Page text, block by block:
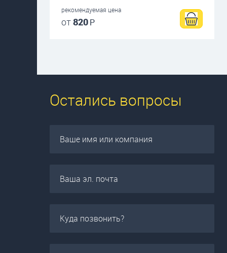
рекомендуемая цена
от820Р
Остались вопросы